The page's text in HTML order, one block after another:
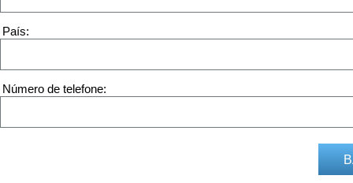
País
Número de telefone